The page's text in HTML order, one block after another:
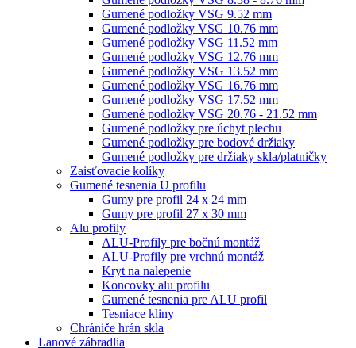
Gumené podložky VSG 9.52 mm
Gumené podložky VSG 10.76 mm
Gumené podložky VSG 11.52 mm
Gumené podložky VSG 12.76 mm
Gumené podložky VSG 13.52 mm
Gumené podložky VSG 16.76 mm
Gumené podložky VSG 17.52 mm
Gumené podložky VSG 20.76 - 21.52 mm
Gumené podložky pre úchyt plechu
Gumené podložky pre bodové držiaky
Gumené podložky pre držiaky skla/platničky
Zaisťovacie kolíky
Gumené tesnenia U profilu
Gumy pre profil 24 x 24 mm
Gumy pre profil 27 x 30 mm
Alu profily
ALU-Profily pre bočnú montáž
ALU-Profily pre vrchnú montáž
Kryt na nalepenie
Koncovky alu profilu
Gumené tesnenia pre ALU profil
Tesniace kliny
Chrániče hrán skla
Lanové zábradlia